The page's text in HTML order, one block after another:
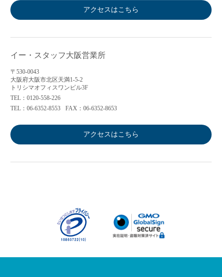
アクセスはこちら
イー・スタッフ大阪営業所
〒530-0043
大阪府大阪市北区天満1-5-2
トリシマオフィスワンビル3F
TEL：0120-558-226
TEL：06-6352-8553
FAX：06-6352-8653
アクセスはこちら